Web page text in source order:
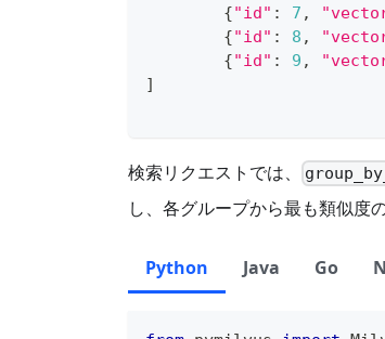
{"id" : 7 ,
{"id" : 8 ,
{"id" : 9 ,
]
検索リクエストでは、
し、各グループから最も類似度
Python Java Go